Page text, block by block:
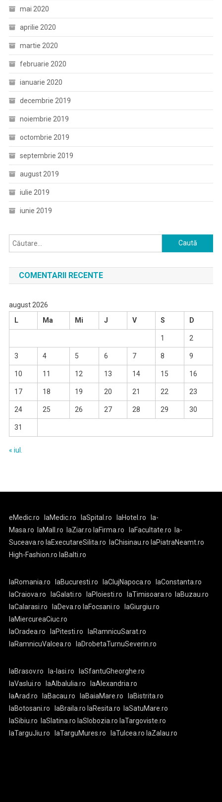
mai 2020
aprilie 2020
martie 2020
februarie 2020
ianuarie 2020
decembrie 2019
noiembrie 2019
octombrie 2019
septembrie 2019
august 2019
iulie 2019
iunie 2019
Caută
după:
COMENTARII RECENTE
august 2026
L
Ma Mi J V S D
1 2
3 4 5 6 7 8 9
10 11 12 13 14 15 16
17 18 19 20 21 22 23
24 25 26 27 28 29 30
31
« iul.
eMedic.ro laMedic.ro laSpital.ro laHotel.ro
la-
Masa.ro
laMall.ro laZiar.ro laFirma.ro laFacultate.ro
la-
Suceava.ro laExecutareSilita.ro laChisinau.ro laPiatraNeamt.ro
High-Fashion.ro laBalti.ro
laRomania.ro laBucuresti.ro laClujNapoca.ro
laConstanta.ro
laCraiova.ro
laGalati.ro laPloiesti.ro laTimisoara.ro
laBuzau.ro
laCalarasi.ro
laDeva.ro laFocsani.ro
laGiurgiu.ro
laMiercureaCiuc.ro
laOradea.ro
laPitesti.ro
laRamnicuSarat.ro
laRamnicuValcea.ro
laDrobetaTurnuSeverin.ro
laBrasov.ro la-Iasi.ro
laSfantuGheorghe.ro
laVaslui.ro
laAlbaIulia.ro
laAlexandria.ro
laArad.ro
laBacau.ro laBaiaMare.ro
laBistrita.ro
laBotosani.ro
laBraila.ro laResita.ro
laSatuMare.ro
laSibiu.ro
laSlatina.ro laSlobozia.ro laTargoviste.ro
laTarguJiu.ro
laTarguMures.ro laTulcea.ro laZalau.ro